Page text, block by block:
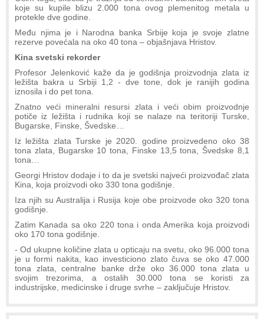
koje su kupile blizu 2.000 tona ovog plemenitog metala u
protekle dve godine.
Među njima je i Narodna banka Srbije koja je svoje zlatne
rezerve povećala na oko 40 tona – objašnjava Hristov.
Kina svetski rekorder
Profesor Jelenković kaže da je godišnja proizvodnja zlata iz
ležišta bakra u Srbiji 1,2 - dve tone, dok je ranijih godina
iznosila i do pet tona.
Znatno veći mineralni resursi zlata i veći obim proizvodnje
potiče iz ležišta i rudnika koji se nalaze na teritoriji Turske,
Bugarske, Finske, Švedske…
Iz ležišta zlata Turske je 2020. godine proizvedeno oko 38
tona zlata, Bugarske 10 tona, Finske 13,5 tona, Švedske 8,1
tona…
Georgi Hristov dodaje i to da je svetski najveći proizvođač zlata
Kina, koja proizvodi oko 330 tona godišnje.
Iza njih su Australija i Rusija koje obe proizvode oko 320 tona
godišnje.
Zatim Kanada sa oko 220 tona i onda Amerika koja proizvodi
oko 170 tona godišnje.
- Od ukupne količine zlata u opticaju na svetu, oko 96.000 tona
je u formi nakita, kao investiciono zlato čuva se oko 47.000
tona zlata, centralne banke drže oko 36.000 tona zlata u
svojim trezorima, a ostalih 30.000 tona se koristi za
industrijske, medicinske i druge svrhe – zaključuje Hristov.